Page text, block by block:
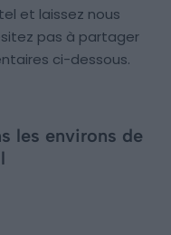
et laissez nous
pas à partager
ci-dessous.
les environs de